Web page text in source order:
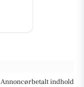
Annoncørbetalt indhold